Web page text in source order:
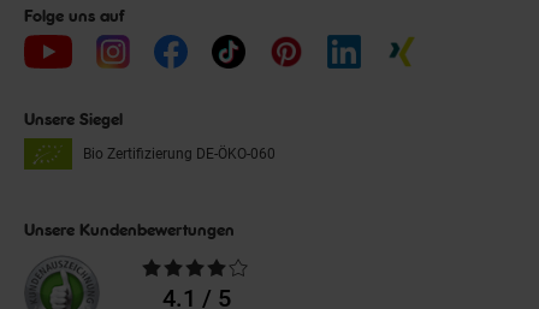
Folge uns auf
Unsere Siegel
Bio Zertifizierung DE-ÖKO-060
Unsere Kundenbewertungen
Durchschnittliche
Bewertungen4.1 / 5